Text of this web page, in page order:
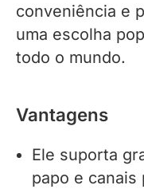
conveniência e
uma escolha
todo o mundo.
Vantagens
Ele suporta
papo e canais